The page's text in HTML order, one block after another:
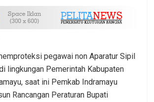
pegawai non Aparatur Sipil
lingkungan Pemerintah Kabupaten
saat ini Pemkab Indramayu
Rancangan Peraturan Bupati